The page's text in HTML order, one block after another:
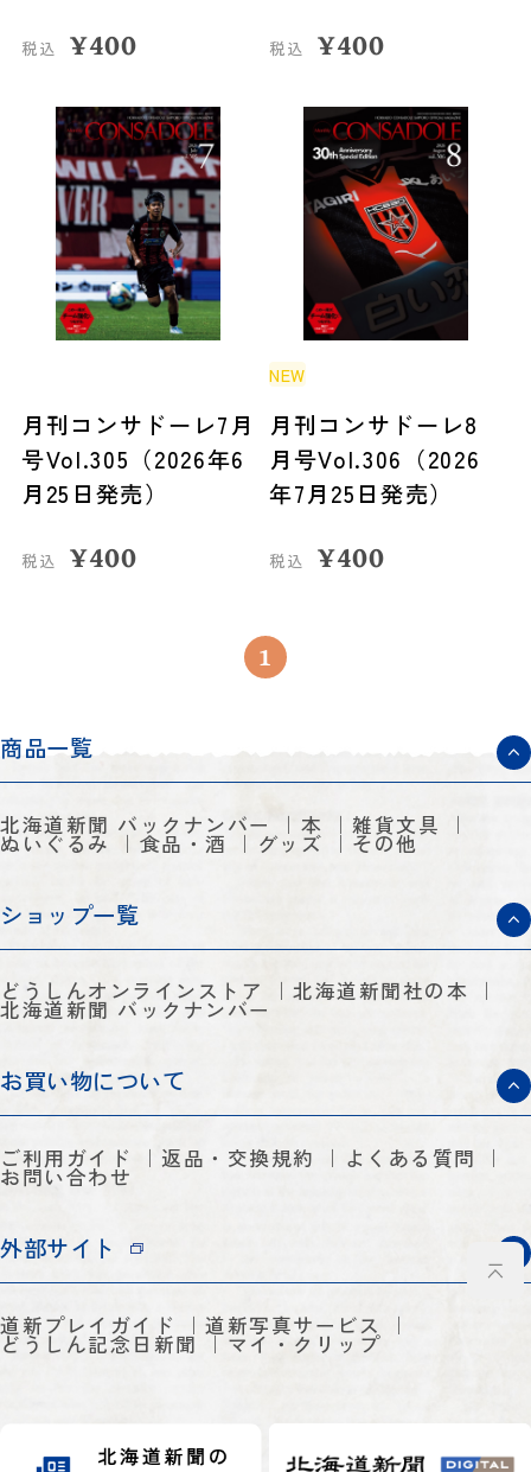
税込 ¥400 税込 ¥400
月刊コンサドーレ7月
号Vol.305（2026年6
月25日発売）
税込 ¥400
NEW
月刊コンサドーレ8
月号Vol.306（2026
年7月25日発売）
税込 ¥400
1
商品一覧
北海道新聞 バックナンバー 本 雑貨文具
ぬいぐるみ 食品・酒 グッズ その他
ショップ一覧
どうしんオンラインストア 北海道新聞社の本
北海道新聞 バックナンバー
お買い物について
ご利用ガイド 返品・交換規約 よくある質問
お問い合わせ
外部サイト
道新プレイガイド 道新写真サービス
どうしん記念日新聞 マイ・クリップ